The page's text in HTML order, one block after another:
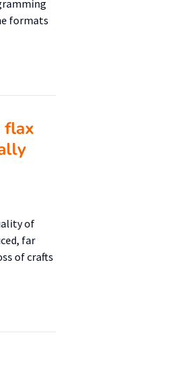
formats
flax
of
far
of crafts